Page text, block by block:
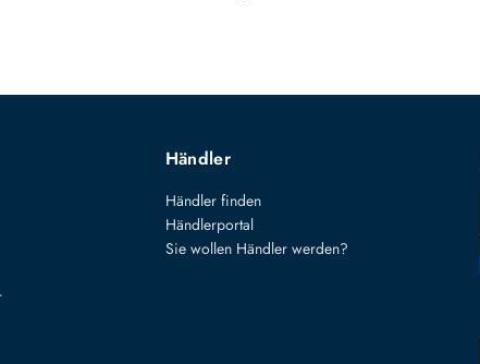
Händler
Händler finden
Händlerportal
Sie wollen Händler werden?